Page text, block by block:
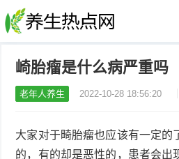
崎胎瘤是什么病严重吗
老年人养生 2022-10-28 18:56:20
大家对于畸胎瘤也应该有一定的
的，有的却是恶性的，患者会出